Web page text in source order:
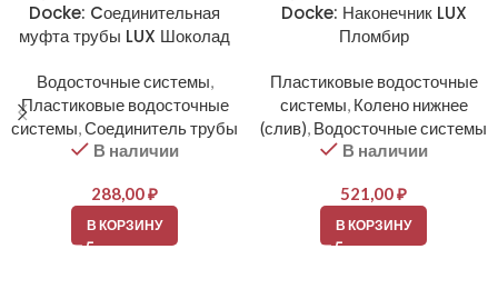
Docke: Cоединительная
муфта трубы LUX Шоколад
Водосточные системы,
Пластиковые водосточные
системы,Соединитель трубы
В наличии
288,00₽
В КОРЗИНУ
Docke: Наконечник LUX
Пломбир
Пластиковые водосточные
системы, Колено нижнее
(слив), Водосточные системы
В наличии
521,00₽
В КОРЗИНУ